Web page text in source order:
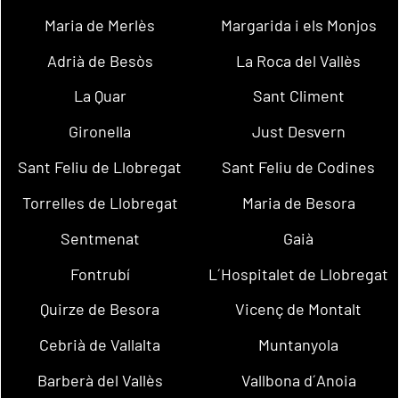
Maria de Merlès
Margarida i els Monjos
Adrià de Besòs
La Roca del Vallès
La Quar
Sant Climent
Gironella
Just Desvern
Sant Feliu de Llobregat
Sant Feliu de Codines
Torrelles de Llobregat
Maria de Besora
Sentmenat
Gaià
Fontrubí
L´Hospitalet de Llobregat
Quirze de Besora
Vicenç de Montalt
Cebrià de Vallalta
Muntanyola
Barberà del Vallès
Vallbona d´Anoia